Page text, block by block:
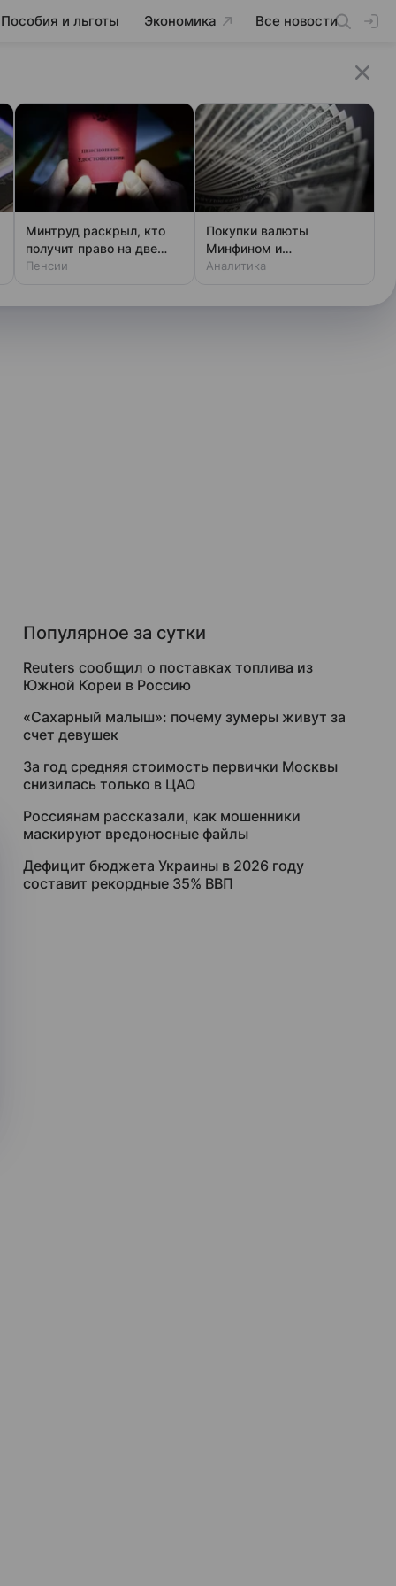
Пособия и льготы Экономика Все новости
Популярное за сутки
Reuters сообщил о поставках топлива из
Южной Кореи в Россию
«Сахарный малыш»: почему зумеры живут за
счет девушек
За год средняя стоимость первички Москвы
снизилась только в ЦАО
Россиянам рассказали, как мошенники
маскируют вредоносные файлы
Дефицит бюджета Украины в 2026 году
составит рекордные 35% ВВП
Минтруд раскрыл, кто
получит право на две
пенсии
Пенсии
Покупки валюты
Минфином и
спекулянтами разогнали
Аналитика